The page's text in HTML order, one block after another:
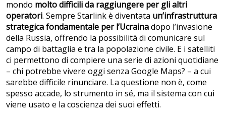
mondo molto difficili da raggiungere per gli altri
operatori. Sempre Starlink è diventata un’infrastruttura
strategica fondamentale per l’Ucrainadopo l’invasione
della Russia, offrendo la possibilità di comunicare sul
campo di battaglia e tra la popolazione civile. E i satelliti
ci permettono di compiere una serie di azioni quotidiane
– chi potrebbe vivere oggi senza Google Maps? – a cui
sarebbe difficile rinunciare. La questione non è, come
spesso accade, lo strumento in sé, ma il sistema con cui
viene usato e la coscienza dei suoi effetti.